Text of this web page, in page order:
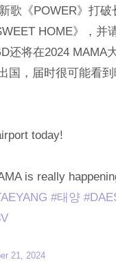
歌《POWER》打
HOME》，并
还将在2024 MAMA
国，届时很可能看
today!
is really
#태양
21, 2024